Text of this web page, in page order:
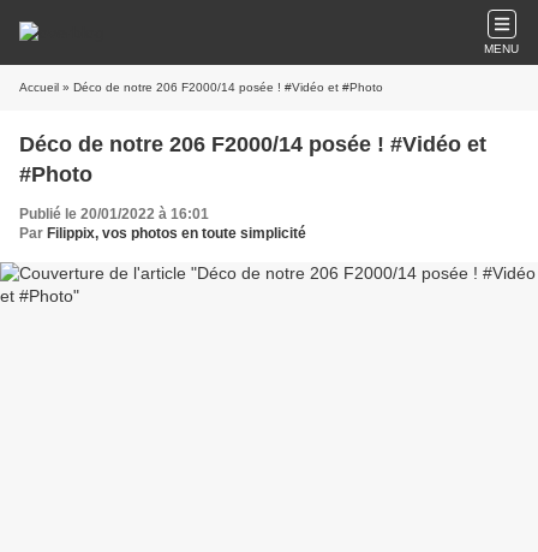
MENU
Accueil » Déco de notre 206 F2000/14 posée ! #Vidéo et #Photo
Déco de notre 206 F2000/14 posée ! #Vidéo et
#Photo
Publié le 20/01/2022 à 16:01
Par Filippix, vos photos en toute simplicité